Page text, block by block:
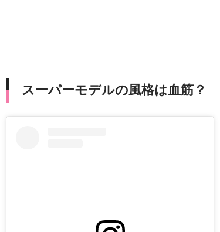
スーパーモデルの風格は血筋？